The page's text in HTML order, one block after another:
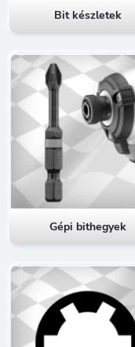
Bit készletek
Gépi bithegyek